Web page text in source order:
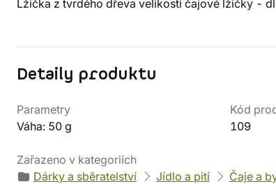
Lžička z tvrdého dřeva velikosti čajové lžičky -
Detaily produktu
Parametry
Váha: 50 g
Kód
109
Zařazeno v kategoriích
Dárky a sběratelství
Jídlo a pití Čaje a